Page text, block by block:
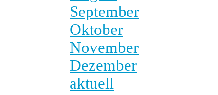
September
Oktober
November
Dezember
aktuell